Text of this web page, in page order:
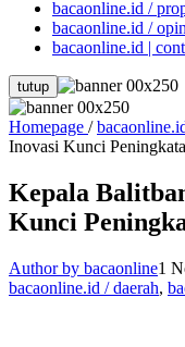
bacaonline.id /
bacaonline.id /
bacaonline.id |
tutup
Homepage /
Inovasi Kunci
Kepala
Kunci
Author by bacaonline1
bacaonline.id / daerah,